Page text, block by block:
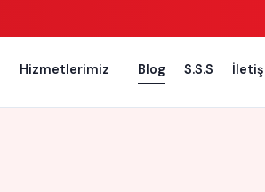
Hizmetlerimiz Blog S.S.S